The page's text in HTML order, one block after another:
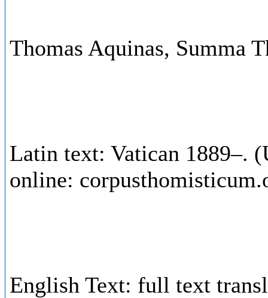
Thomas Aquinas, Summa
Latin text: Vatican 1889–.
online:
English Text: full text